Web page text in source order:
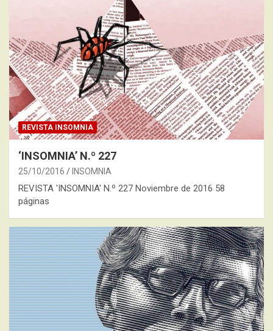
REVISTA INSOMNIA
‘INSOMNIA’ N.º 227
25/10/2016 INSOMNIA
REVISTA 'INSOMNIA' N.º 227 Noviembre de 2016 58
páginas